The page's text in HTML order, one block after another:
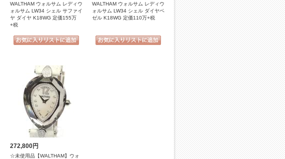
WALTHAM ウォルサム レディウ
ォルサム LW34 シェル サファイ
ヤ ダイヤ K18WG 定価155万
+税
WALTHAM ウォルサム レディウ
ォルサム LW34 シェル ダイヤベ
ゼル K18WG 定価110万+税
272,800円
☆未使用品【WALTHAM】ウォ